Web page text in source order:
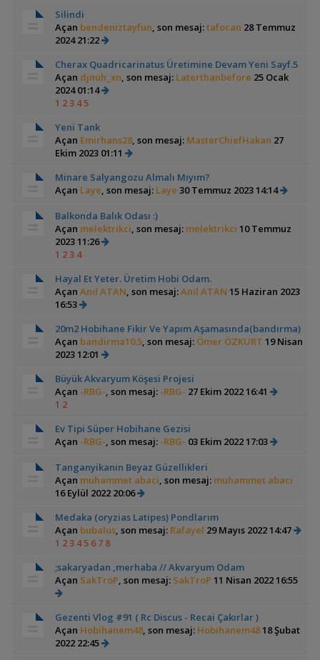
Silindi
Açan bendeniztayfun, son mesaj:tafocan 28 Temmuz
2024 21:22
Cherax Quadricarinatus Üretimine Devam Yeni Sayf.5
Açan djnuh_xn, son mesaj: Laterthanbefore 25 Ocak
2024 01:14
1 23 45
Yeni Tank
Açan Emirhans28, son mesaj: MasterChiefHakan 27
Ekim 2023 01:11
Minare Salyangozu Almalı Mıyım?
Açan Laye, son mesaj: Laye 30 Temmuz 2023 14:14
Balkonda Balık Odası :)
Açan melektrikci, son mesaj: melektrikci 10 Temmuz
2023 11:26
1 23 4
Hayal Et Yeter. Üretim Hobi Odam.
Açan Anıl ATAN, son mesaj:Anıl ATAN 15 Haziran 2023
16:53
20m2 Hobihane Fikir Ve Yapım Aşamasında(bandırma)
Açan bandirma10.5, son mesaj: Ömer ÖZKURT 19 Nisan
2023 12:01
Büyük Akvaryum Köşesi Projesi
Açan -RBG-, son mesaj: -RBG- 27 Ekim 2022 16:41
1 2
Ev Tipi Süper Hobihane Gezisi
Açan -RBG-, son mesaj: -RBG- 03 Ekim 2022 17:03
Tanganyikanin Beyaz Güzellikleri
Açan muhammet abaci, son mesaj: muhammet abaci
16 Eylül 2022 20:06
Medaka (oryzias Latipes) Pondlarım
Açan bubalus, son mesaj: Rafayel 29 Mayıs 2022 14:47
1 23 45 6 7 8
;sakaryadan ,merhaba // Akvaryum Odam
Açan SakTroP, son mesaj: SakTroP 11 Nisan 2022 16:55
Gezenti Vlog #91 ( Rc Discus - Recai Çakırlar )
Açan Hobihanem48, son mesaj: Hobihanem4818 Şubat
2022 22:45